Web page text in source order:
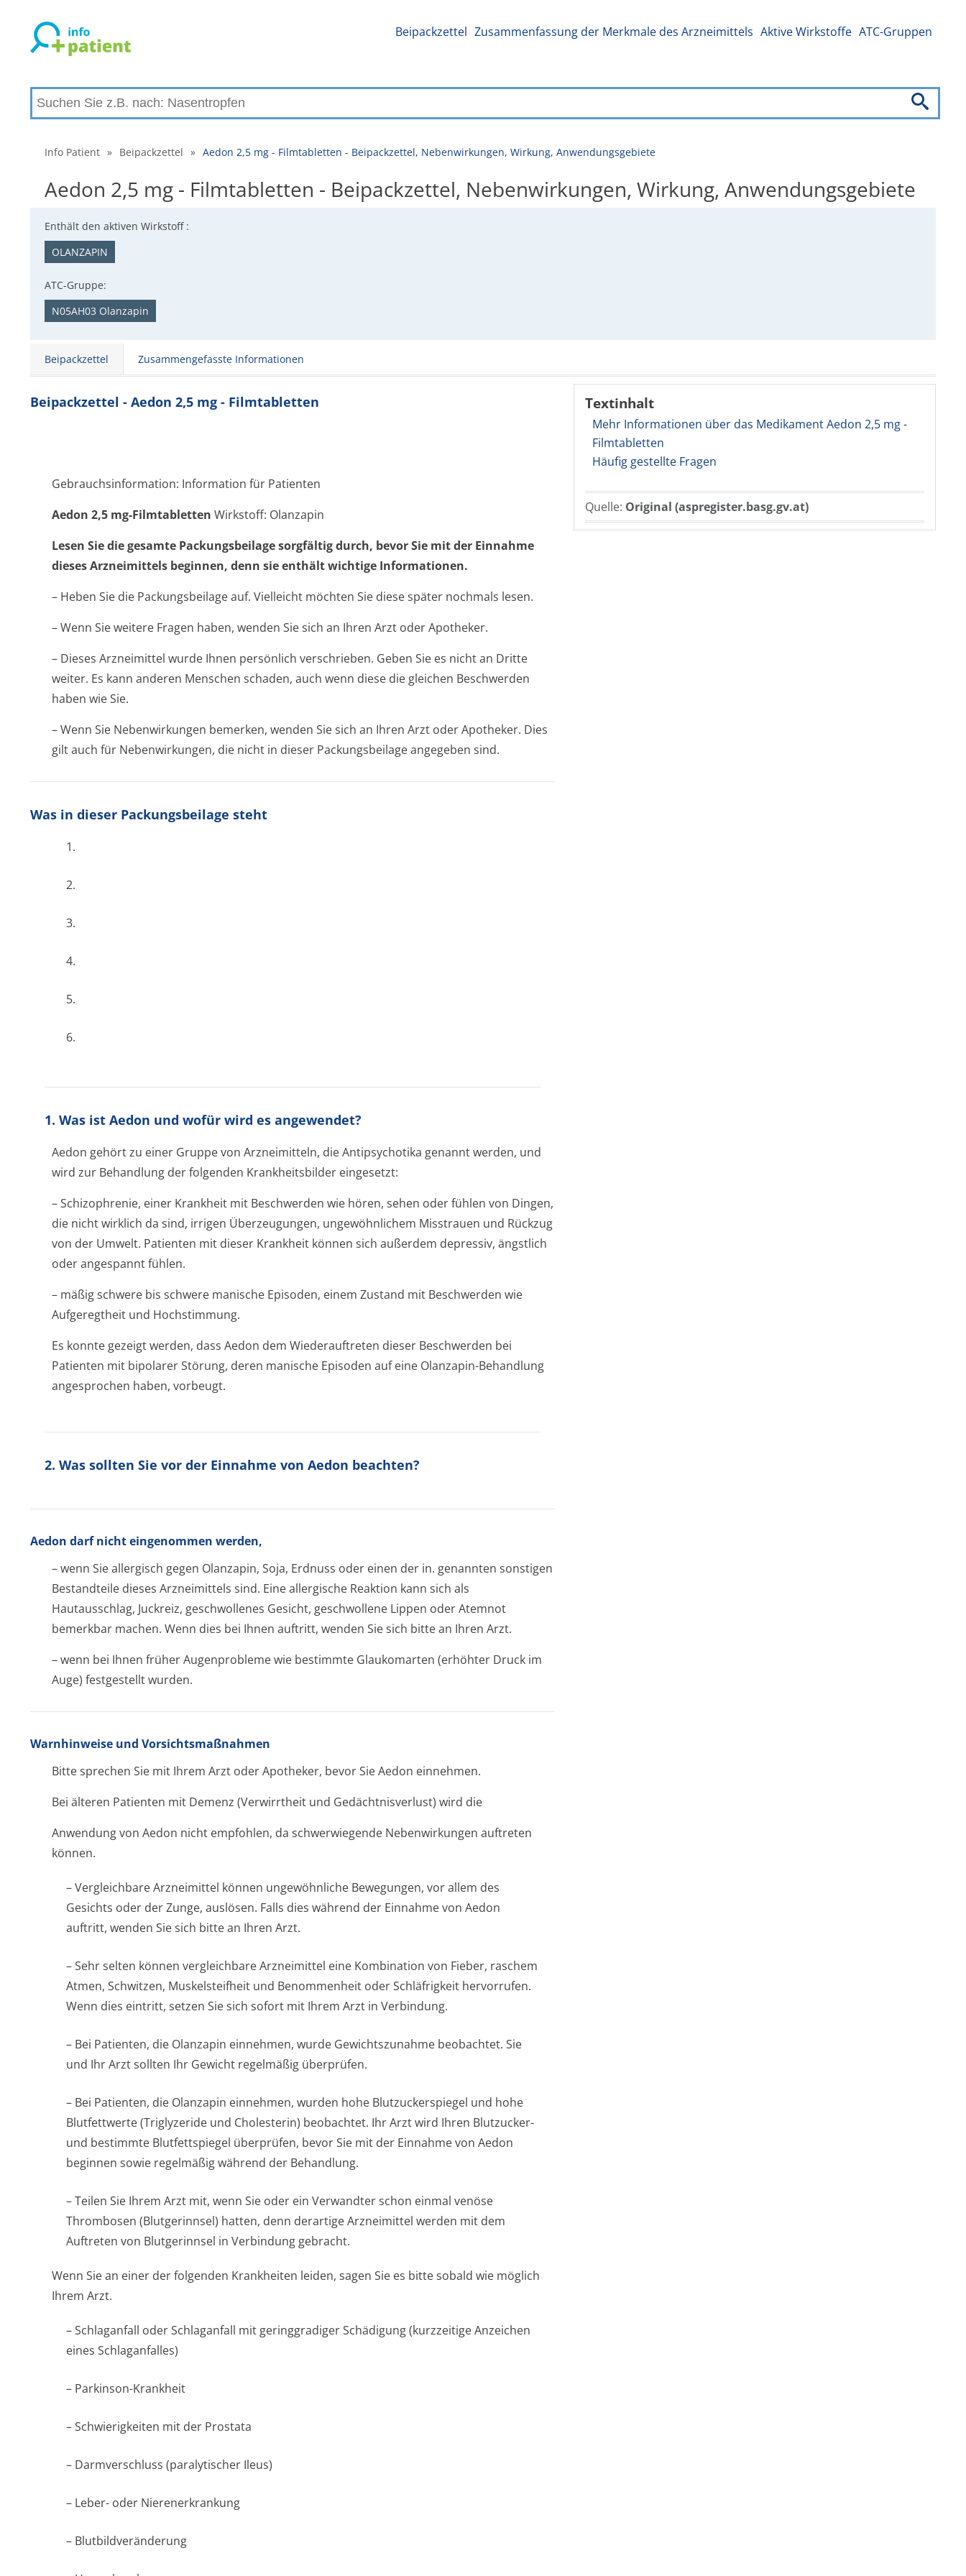
Beipackzettel Zusammenfassung der Merkmale des Arzneimittels Aktive Wirkstoffe ATC-Gruppen
Info Patient » Beipackzettel » Aedon 2,5 mg - Filmtabletten - Beipackzettel, Nebenwirkungen, Wirkung, Anwendungsgebiete
Aedon 2,5 mg - Filmtabletten - Beipackzettel, Nebenwirkungen, Wirkung, Anwendungsgebiete
Enthält den aktiven Wirkstoff :
OLANZAPIN
ATC-Gruppe:
N05AH03 Olanzapin
Beipackzettel Zusammengefasste Informationen
Textinhalt
Mehr Informationen über das Medikament Aedon 2,5 mg -
Filmtabletten
Häufig gestellte Fragen
Quelle: Original (aspregister.basg.gv.at)
Beipackzettel - Aedon 2,5 mg - Filmtabletten
Gebrauchsinformation: Information für Patienten
Aedon 2,5 mg-Filmtabletten Wirkstoff: Olanzapin
Lesen Sie die gesamte Packungsbeilage sorgfältig durch, bevor Sie mit der Einnahme
dieses Arzneimittels beginnen, denn sie enthält wichtige Informationen.
– Heben Sie die Packungsbeilage auf. Vielleicht möchten Sie diese später nochmals lesen.
– Wenn Sie weitere Fragen haben, wenden Sie sich an Ihren Arzt oder Apotheker.
– Dieses Arzneimittel wurde Ihnen persönlich verschrieben. Geben Sie es nicht an Dritte
weiter. Es kann anderen Menschen schaden, auch wenn diese die gleichen Beschwerden
haben wie Sie.
– Wenn Sie Nebenwirkungen bemerken, wenden Sie sich an Ihren Arzt oder Apotheker. Dies
gilt auch für Nebenwirkungen, die nicht in dieser Packungsbeilage angegeben sind.
Was in dieser Packungsbeilage steht
1.
2.
3.
4.
5.
6.
1. Was ist Aedon und wofür wird es angewendet?
Aedon gehört zu einer Gruppe von Arzneimitteln, die Antipsychotika genannt werden, und
wird zur Behandlung der folgenden Krankheitsbilder eingesetzt:
– Schizophrenie, einer Krankheit mit Beschwerden wie hören, sehen oder fühlen von Dingen,
die nicht wirklich da sind, irrigen Überzeugungen, ungewöhnlichem Misstrauen und Rückzug
von der Umwelt. Patienten mit dieser Krankheit können sich außerdem depressiv, ängstlich
oder angespannt fühlen.
– mäßig schwere bis schwere manische Episoden, einem Zustand mit Beschwerden wie
Aufgeregtheit und Hochstimmung.
Es konnte gezeigt werden, dass Aedon dem Wiederauftreten dieser Beschwerden bei
Patienten mit bipolarer Störung, deren manische Episoden auf eine Olanzapin-Behandlung
angesprochen haben, vorbeugt.
2. Was sollten Sie vor der Einnahme von Aedon beachten?
Aedon darf nicht eingenommen werden,
– wenn Sie allergisch gegen Olanzapin, Soja, Erdnuss oder einen der in. genannten sonstigen
Bestandteile dieses Arzneimittels sind. Eine allergische Reaktion kann sich als
Hautausschlag, Juckreiz, geschwollenes Gesicht, geschwollene Lippen oder Atemnot
bemerkbar machen. Wenn dies bei Ihnen auftritt, wenden Sie sich bitte an Ihren Arzt.
– wenn bei Ihnen früher Augenprobleme wie bestimmte Glaukomarten (erhöhter Druck im
Auge) festgestellt wurden.
Warnhinweise und Vorsichtsmaßnahmen
Bitte sprechen Sie mit Ihrem Arzt oder Apotheker, bevor Sie Aedon einnehmen.
Bei älteren Patienten mit Demenz (Verwirrtheit und Gedächtnisverlust) wird die
Anwendung von Aedon nicht empfohlen, da schwerwiegende Nebenwirkungen auftreten
können.
– Vergleichbare Arzneimittel können ungewöhnliche Bewegungen, vor allem des
Gesichts oder der Zunge, auslösen. Falls dies während der Einnahme von Aedon
auftritt, wenden Sie sich bitte an Ihren Arzt.
– Sehr selten können vergleichbare Arzneimittel eine Kombination von Fieber, raschem
Atmen, Schwitzen, Muskelsteifheit und Benommenheit oder Schläfrigkeit hervorrufen.
Wenn dies eintritt, setzen Sie sich sofort mit Ihrem Arzt in Verbindung.
– Bei Patienten, die Olanzapin einnehmen, wurde Gewichtszunahme beobachtet. Sie
und Ihr Arzt sollten Ihr Gewicht regelmäßig überprüfen.
– Bei Patienten, die Olanzapin einnehmen, wurden hohe Blutzuckerspiegel und hohe
Blutfettwerte (Triglyzeride und Cholesterin) beobachtet. Ihr Arzt wird Ihren Blutzucker-
und bestimmte Blutfettspiegel überprüfen, bevor Sie mit der Einnahme von Aedon
beginnen sowie regelmäßig während der Behandlung.
– Teilen Sie Ihrem Arzt mit, wenn Sie oder ein Verwandter schon einmal venöse
Thrombosen (Blutgerinnsel) hatten, denn derartige Arzneimittel werden mit dem
Auftreten von Blutgerinnsel in Verbindung gebracht.
Wenn Sie an einer der folgenden Krankheiten leiden, sagen Sie es bitte sobald wie möglich
Ihrem Arzt.
– Schlaganfall oder Schlaganfall mit geringgradiger Schädigung (kurzzeitige Anzeichen
eines Schlaganfalles)
– Parkinson-Krankheit
– Schwierigkeiten mit der Prostata
– Darmverschluss (paralytischer Ileus)
– Leber- oder Nierenerkrankung
– Blutbildveränderung